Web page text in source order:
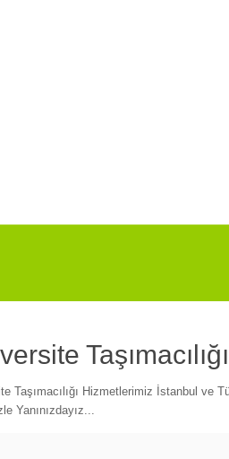
Taşımacılığı
Taşımacılığı Hizmetlerimiz İstanbul ve
Yanınızdayız...